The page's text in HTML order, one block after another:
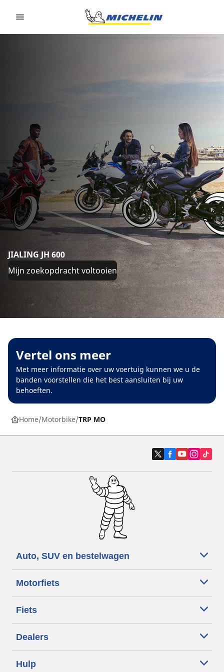
JIALING JH 600
Mijn zoekopdracht voltooien
Vertel ons meer
Met meer informatie over uw voertuig kunnen we u de
banden voorstellen die het best aansluiten bij uw
behoeften.
Home Motorbike TRP MO
Auto, SUV en bestelwagen
Motorfiets
Fiets
Dealers
Hulp